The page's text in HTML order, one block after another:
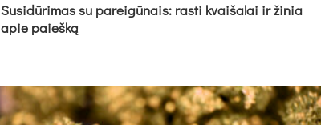
Su­si­dū­ri­mas su pa­rei­gū­nais: ras­ti kvai­ša­lai ir ži­nia
apie paieš­ką